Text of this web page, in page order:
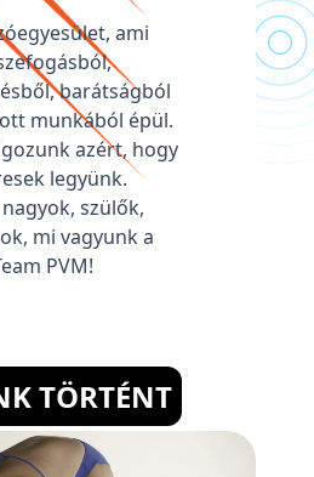
ami
barátságból
munkából épül.
azért, hogy
legyünk.
szülők,
mi vagyunk a
PVM!
TÖRTÉNT